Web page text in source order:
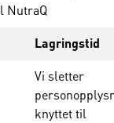
NutraQ
Lagringstid
Vi sletter
knyttettil